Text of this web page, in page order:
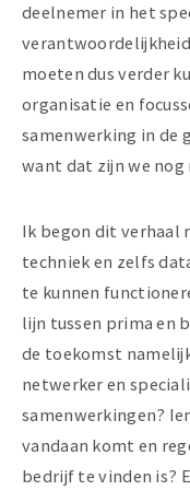
deelnemer in het
moeten dus verder
organisatie en
samenwerking in de
want dat zijn we nog
Ik begon dit verhaal
techniek en zelfs
te kunnen
lijn tussen prima en
de toekomst
netwerker en
samenwerkingen?
vandaan komt en
bedrijf te vinden is?